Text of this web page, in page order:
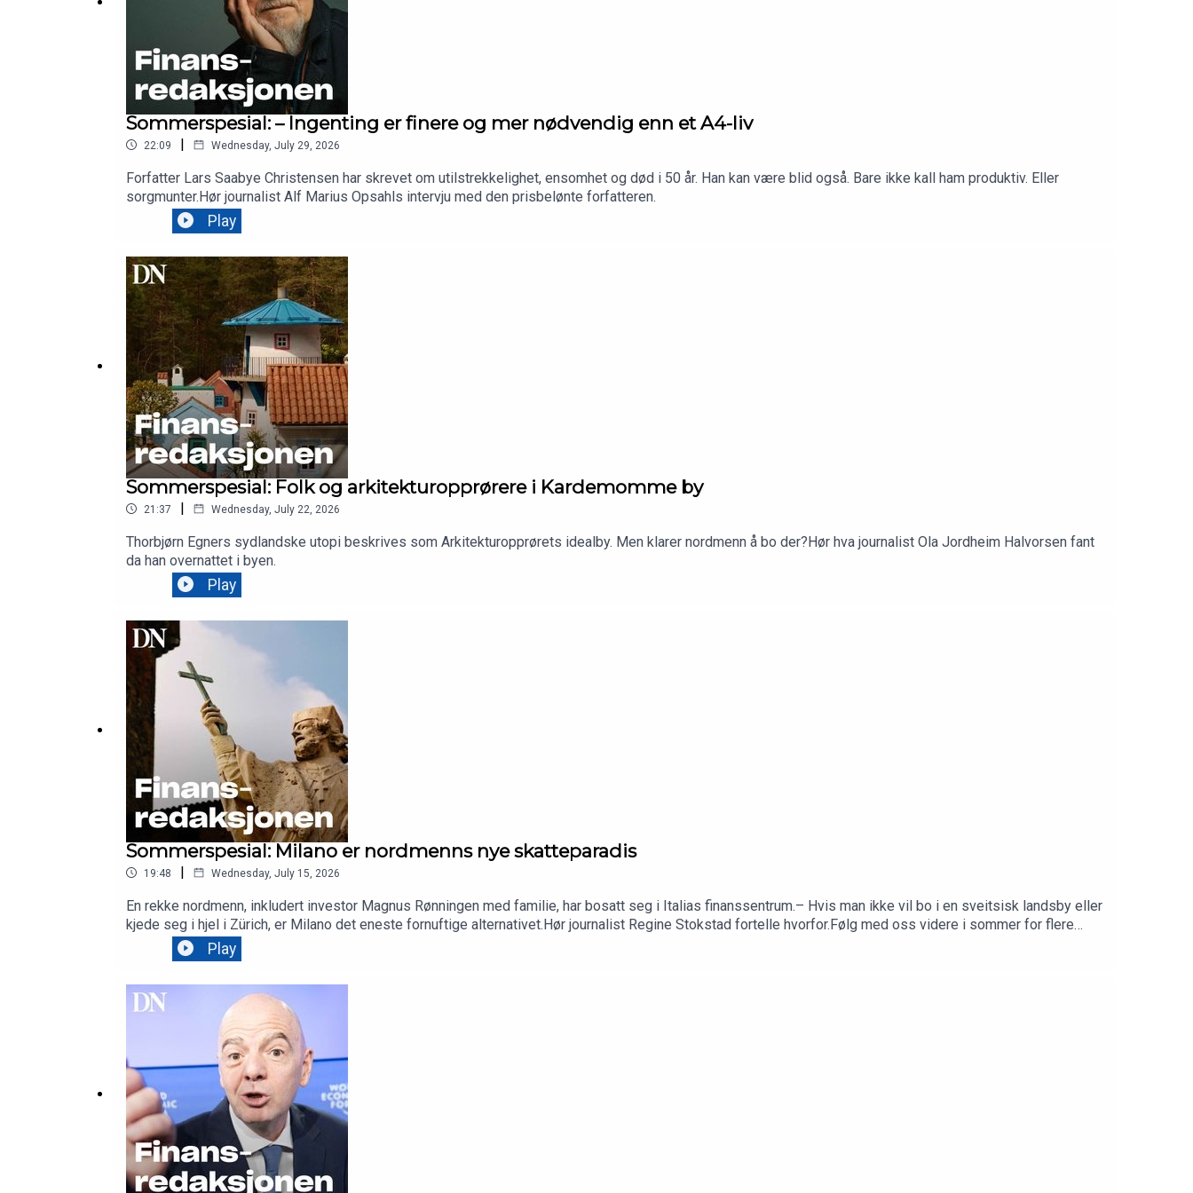
Sommerspesial: – Ingenting er finere og mer nødvendig enn et A4-liv
22:09 | Wednesday, July 29, 2026
Forfatter Lars Saabye Christensen har skrevet om utilstrekkelighet, ensomhet og død i 50 år. Han kan være blid også. Bare ikke kall ham produktiv. Eller
sorgmunter.Hør journalist Alf Marius Opsahls intervju med den prisbelønte forfatteren.
Play
Sommerspesial: Folk og arkitektur­opprørere i Kardemomme by
21:37 | Wednesday, July 22, 2026
Thorbjørn Egners sydlandske utopi beskrives som Arkitekturopprørets idealby. Men klarer nordmenn å bo der?Hør hva journalist Ola Jordheim Halvorsen fant
da han overnattet i byen.
Play
Sommerspesial: Milano er nordmenns nye skatteparadis
19:48 | Wednesday, July 15, 2026
En rekke nordmenn, inkludert investor Magnus Rønningen med familie, har bosatt seg i Italias finanssentrum.– Hvis man ikke vil bo i en sveitsisk landsby eller
kjede seg i hjel i Zürich, er Milano det eneste fornuftige alternativet.Hør journalist Regine Stokstad fortelle hvorfor.Følg med oss videre i sommer for flere
historier fra Dagens Næringsliv.Finansredaksjonen er tilbake i uke 32.
Play